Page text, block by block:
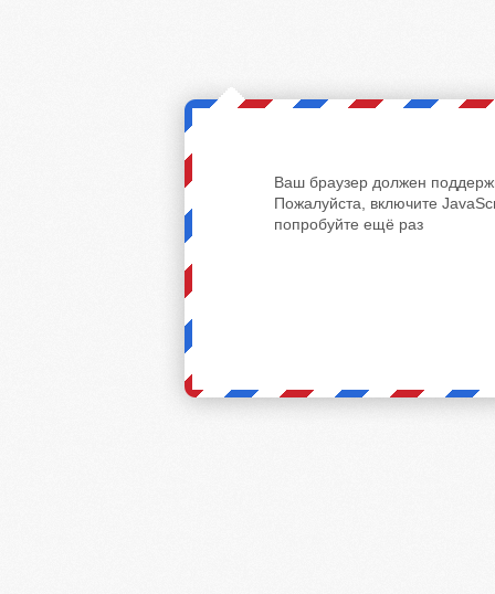
Ваш браузер должен
Пожалуйста, включите
попробуйте ещё раз